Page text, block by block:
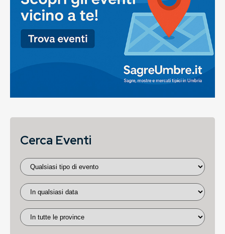
Cerca Eventi